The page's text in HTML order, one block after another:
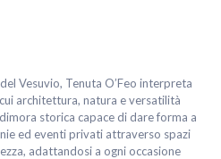
Vesuvio, Tenuta O’Feo interpreta
architettura, natura e versatilità
storica capace di dare forma a
ed eventi privati attraverso spazi
adattandosi a ogni occasione